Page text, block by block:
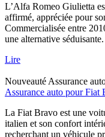
L’Alfa Romeo Giulietta
affirmé, appréciée pour
Commercialisée entre
une alternative séduisante.
Lire
Nouveauté Assurance
Assurance auto pour Fiat
La Fiat Bravo est une
italien et son confort
recherchant un véhicule